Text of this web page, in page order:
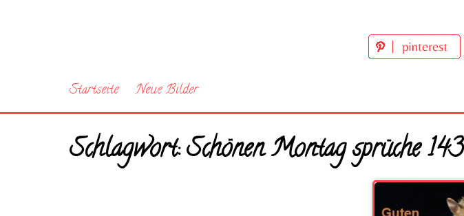
Startseite Neue Bilder
Schlagwort:Schönen Montag sprüche 143